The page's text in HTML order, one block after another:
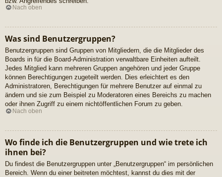
Nach oben
Was sind Benutzergruppen?
Benutzergruppen sind Gruppen von Mitgliedern, die die Mitglieder des
Boards in für die Board-Administration verwaltbare Einheiten aufteilt.
Jedes Mitglied kann mehreren Gruppen angehören und jeder Gruppe
können Berechtigungen zugeteilt werden. Dies erleichtert es den
Administratoren, Berechtigungen für mehrere Benutzer auf einmal zu
ändern und sie zum Beispiel zu Moderatoren eines Bereichs zu machen
oder ihnen Zugriff zu einem nichtöffentlichen Forum zu geben.
Nach oben
Wo finde ich die Benutzergruppen und wie trete ich
ihnen bei?
Du findest die Benutzergruppen unter „Benutzergruppen“ im persönlichen
Bereich. Wenn du einer beitreten möchtest, kannst du dies mit der